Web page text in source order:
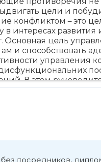
цели и
конфликтом – это
в интересах
Основная цель
и способствовать
управления
В этом
лидерство в
конфликтами как
конфликта –
без посредников,